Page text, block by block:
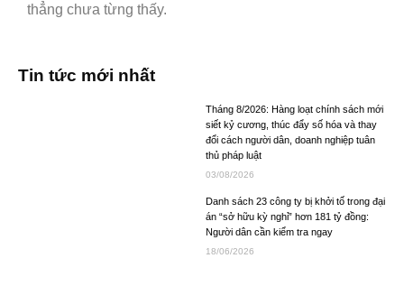
thẳng chưa từng thấy.
Tin tức mới nhất
Tháng 8/2026: Hàng loạt chính sách mới
siết kỷ cương, thúc đẩy số hóa và thay
đổi cách người dân, doanh nghiệp tuân
thủ pháp luật
03/08/2026
Danh sách 23 công ty bị khởi tố trong đại
án “sở hữu kỳ nghỉ” hơn 181 tỷ đồng:
Người dân cần kiểm tra ngay
18/06/2026